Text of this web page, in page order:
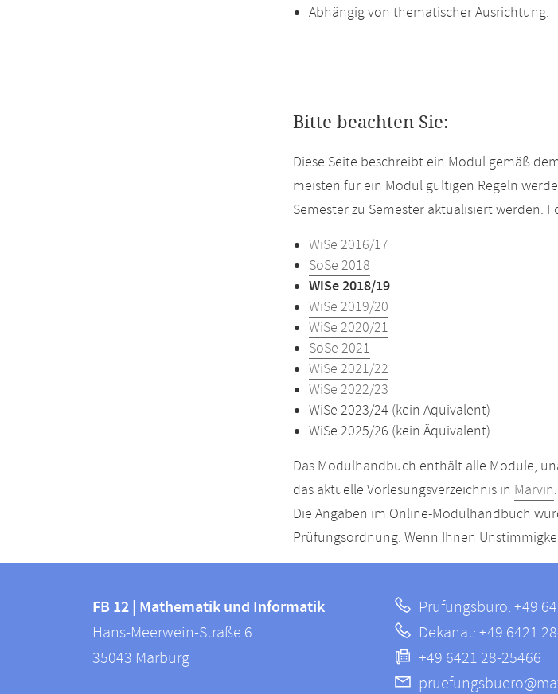
Abhängig von thematischer Ausrichtung.
Bitte beachten Sie:
Diese Seite beschreibt ein Modul gemäß
meisten für ein Modul gültigen Regeln
Semester zu Semester aktualisiert werden.
WiSe 2016/17
SoSe 2018
WiSe 2018/19
WiSe 2019/20
WiSe 2020/21
SoSe 2021
WiSe 2021/22
WiSe 2022/23
WiSe 2023/24 (kein Äquivalent)
WiSe 2025/26 (kein Äquivalent)
Das Modulhandbuch enthält alle Module,
das aktuelle Vorlesungsverzeichnis in Marvin.
Die Angaben im Online-Modulhandbuch
Prüfungsordnung. Wenn Ihnen
Informationen
FB
12
FB 12 | Mathematik und Informatik
Hans-Meerwein-Straße 6
35043 Marburg
Prüfungsbüro: +49
Dekanat: +49 6421
+49 6421 28-25466